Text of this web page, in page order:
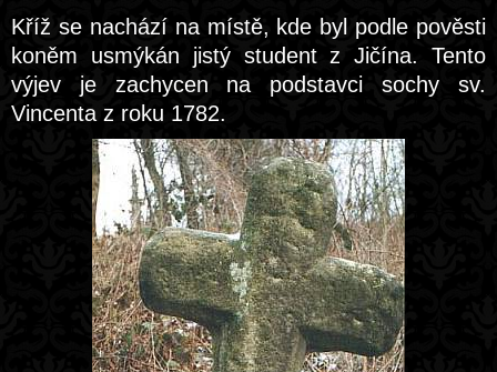
Kříž se nachází na místě, kde byl podle pověsti
koněm usmýkán jistý student z Jičína. Tento
výjev je zachycen na podstavci sochy sv.
Vincenta z roku 1782.